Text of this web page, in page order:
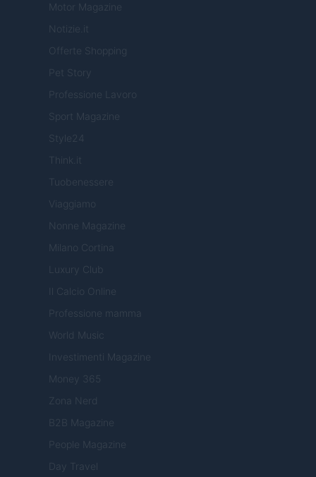
Motor Magazine
Notizie.it
Offerte Shopping
Pet Story
Professione Lavoro
Sport Magazine
Style24
Think.it
Tuobenessere
Viaggiamo
Nonne Magazine
Milano Cortina
Luxury Club
Il Calcio Online
Professione mamma
World Music
Investimenti Magazine
Money 365
Zona Nerd
B2B Magazine
People Magazine
Day Travel